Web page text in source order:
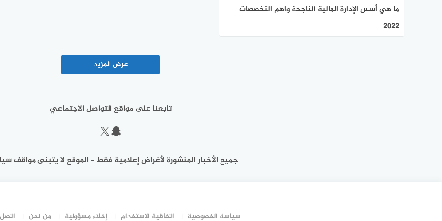
ما هي أسس الإدارة المالية الناجحة واهم التخصصات
2022
عرض المزيد
تابعنا على مواقع التواصل الاجتماعي
سناب شات
إكس
جميع الأخبار المنشورة لأغراض إعلامية فقط – الموقع لا يتبنى مواقف
سياسة الخصوصية اتفاقية الاستخدام إخلاء مسؤولية من نحن